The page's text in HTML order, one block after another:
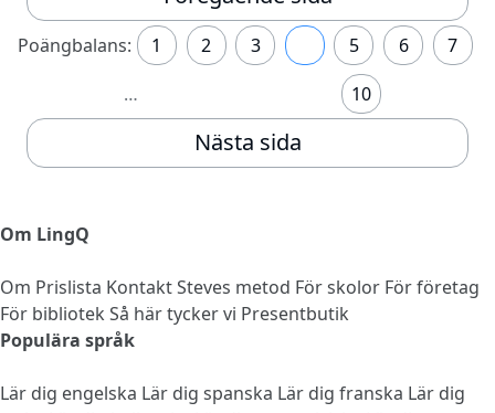
Poängbalans: 1 2 3 5 6
7
…
10
Nästa sida
Om LingQ
Om Prislista KontaktSteves metod För skolor För företag
För bibliotek Så här tycker vi Presentbutik
Populära språk
Lär dig engelska Lär dig spanska Lär dig franska Lär dig